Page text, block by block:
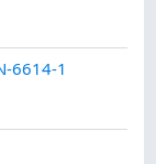
6614-1